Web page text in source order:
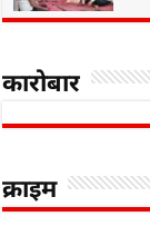
कारोबार
क्राइम